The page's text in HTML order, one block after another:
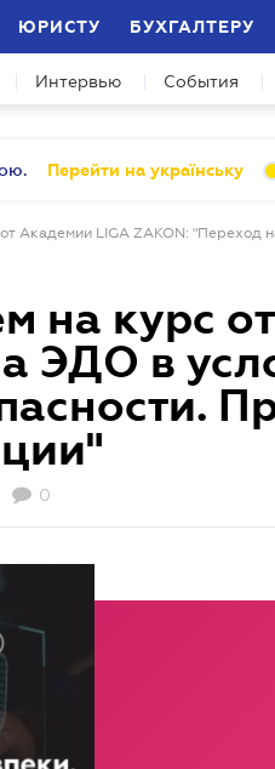
ЮРИСТУ БУХГАЛТЕРУ
Интервью События
Перейти на українську
на курс
ЭДО в
0